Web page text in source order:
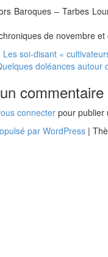
Baroques – Tarbes
de novembre
Les soi-disant «
doléances autour
commentaire
connecter pour publier
par WordPress |